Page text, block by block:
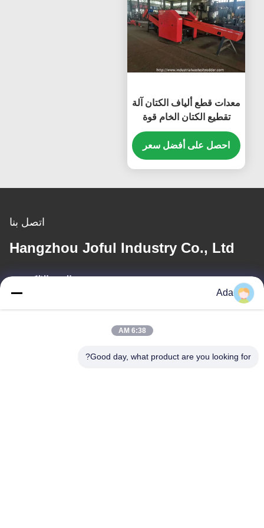
معدات قطع ألياف الكتان آلة
تقطيع الكتان الخام قوة
كبيرة
احصل على أفضل سعر
اتصل بنا
Hangzhou Joful Industry Co., Ltd
البريد الإلكتروني
Ada
6:38 AM
Good day, what product are you looking for?